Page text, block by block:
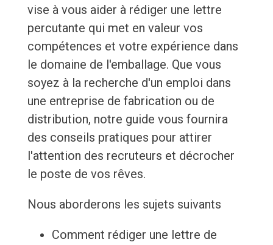
vise à vous aider à rédiger une lettre
percutante qui met en valeur vos
compétences et votre expérience dans
le domaine de l'emballage. Que vous
soyez à la recherche d'un emploi dans
une entreprise de fabrication ou de
distribution, notre guide vous fournira
des conseils pratiques pour attirer
l'attention des recruteurs et décrocher
le poste de vos rêves.
Nous aborderons les sujets suivants
Comment rédiger une lettre de